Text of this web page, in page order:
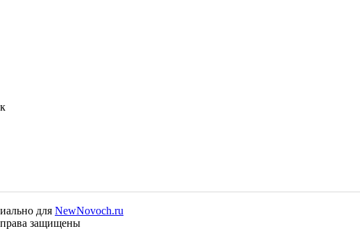
для NewNovoch.ru
защищены